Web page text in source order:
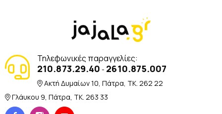
Τηλεφωνικές παραγγελίες:
210.873.29.40 - 2610.875.007
Ακτή Δυμαίων 10, Πάτρα, TK. 262 22
Γλάυκου 9, Πάτρα, TK. 263 33